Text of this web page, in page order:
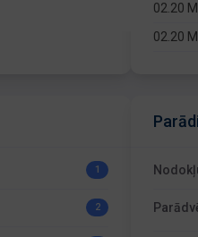
02.20
02.20
1
2
Parādi